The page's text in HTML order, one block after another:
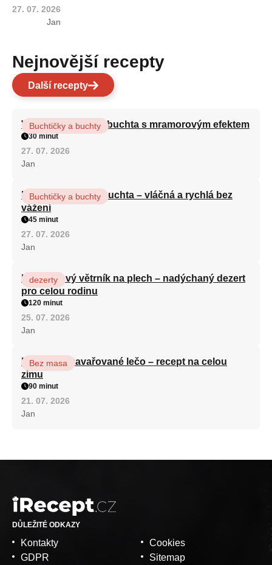
27. 07. 2026
Jan
Nejnovější recepty
Další recepty
Vláčná olejová litá buchta s mramorovým efektem
Buchtičky a buchty
30 minut
27. 07. 2026
Jan
Hrnková maková buchta – vláčná a rychlá bez
vážení
Buchtičky a buchty
45 minut
27. 07. 2026
Jan
Karamelový větrník na plech – nadýchaný dezert
pro celou rodinu
dezerty
120 minut
25. 07. 2026
Jan
Babiččino zavařované lečo – recept na celou
zimu
Bez masa
90 minut
21. 07. 2026
Jan
DŮLEŽITÉ ODKAZY
Kontakty
GDPR
Cookies
Sitemap